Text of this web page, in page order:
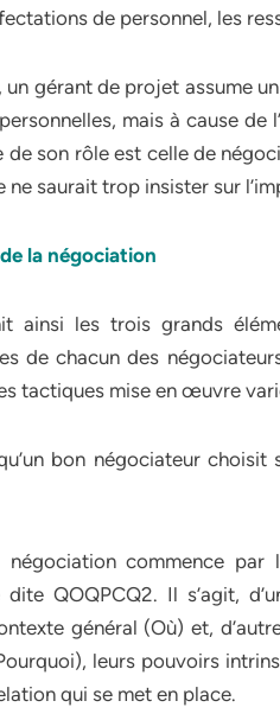
de personnel, les
un gérant de projet assume
mais à cause
de son rôle est celle de
ne saurait trop insister sur
la négociation
ainsi les trois grands
de chacun des
tactiques mise en œuvre
bon négociateur
négociation commence par
QOQPCQ2. Il s’agit,
général (Où) et,
leurs pouvoirs
qui se met en place.